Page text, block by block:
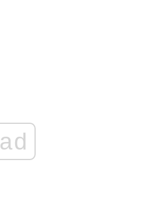
ad